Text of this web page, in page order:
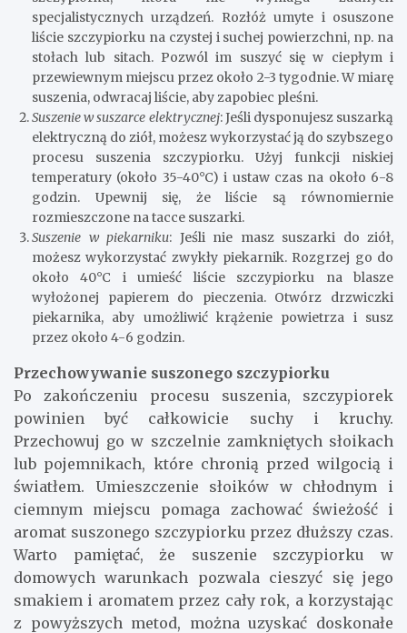
specjalistycznych urządzeń. Rozłóż umyte i osuszone
liście szczypiorku na czystej i suchej powierzchni, np. na
stołach lub sitach. Pozwól im suszyć się w ciepłym i
przewiewnym miejscu przez około 2-3 tygodnie. W miarę
suszenia, odwracaj liście, aby zapobiec pleśni.
Suszenie w suszarce elektrycznej: Jeśli dysponujesz suszarką
elektryczną do ziół, możesz wykorzystać ją do szybszego
procesu suszenia szczypiorku. Użyj funkcji niskiej
temperatury (około 35-40°C) i ustaw czas na około 6-8
godzin. Upewnij się, że liście są równomiernie
rozmieszczone na tacce suszarki.
Suszenie w piekarniku: Jeśli nie masz suszarki do ziół,
możesz wykorzystać zwykły piekarnik. Rozgrzej go do
około 40°C i umieść liście szczypiorku na blasze
wyłożonej papierem do pieczenia. Otwórz drzwiczki
piekarnika, aby umożliwić krążenie powietrza i susz
przez około 4-6 godzin.
Przechowywanie suszonego szczypiorku
Po zakończeniu procesu suszenia, szczypiorek
powinien być całkowicie suchy i kruchy.
Przechowuj go w szczelnie zamkniętych słoikach
lub pojemnikach, które chronią przed wilgocią i
światłem. Umieszczenie słoików w chłodnym i
ciemnym miejscu pomaga zachować świeżość i
aromat suszonego szczypiorku przez dłuższy czas.
Warto pamiętać, że suszenie szczypiorku w
domowych warunkach pozwala cieszyć się jego
smakiem i aromatem przez cały rok, a korzystając
z powyższych metod, można uzyskać doskonałe